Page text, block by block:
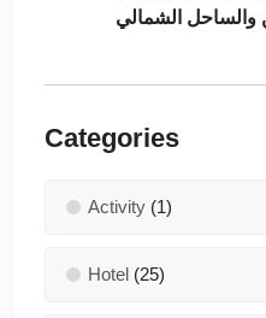
Categories
Activity (1)
Hotel (25)